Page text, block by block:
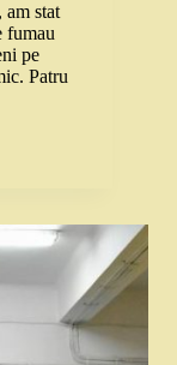
am stat
fumau
pe
Patru